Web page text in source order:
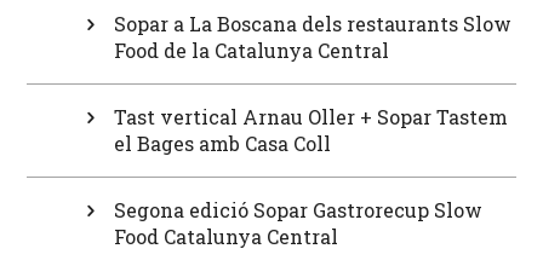
Sopar a La Boscana dels restaurants Slow
Food de la Catalunya Central
Tast vertical Arnau Oller + Sopar Tastem
el Bages amb Casa Coll
Segona edició Sopar Gastrorecup Slow
Food Catalunya Central